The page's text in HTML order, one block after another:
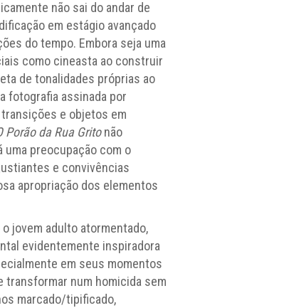
não sai do andar de
em estágio avançado
do tempo. Embora seja uma
como cineasta ao construir
de tonalidades próprias ao
fotografia assinada por
e objetos em
Porão da Rua Gritonão
preocupação com o
e convivências
apropriação dos elementos
jovem adulto atormentado,
evidentemente inspiradora
em seus momentos
transformar num homicida sem
marcado/tipificado,